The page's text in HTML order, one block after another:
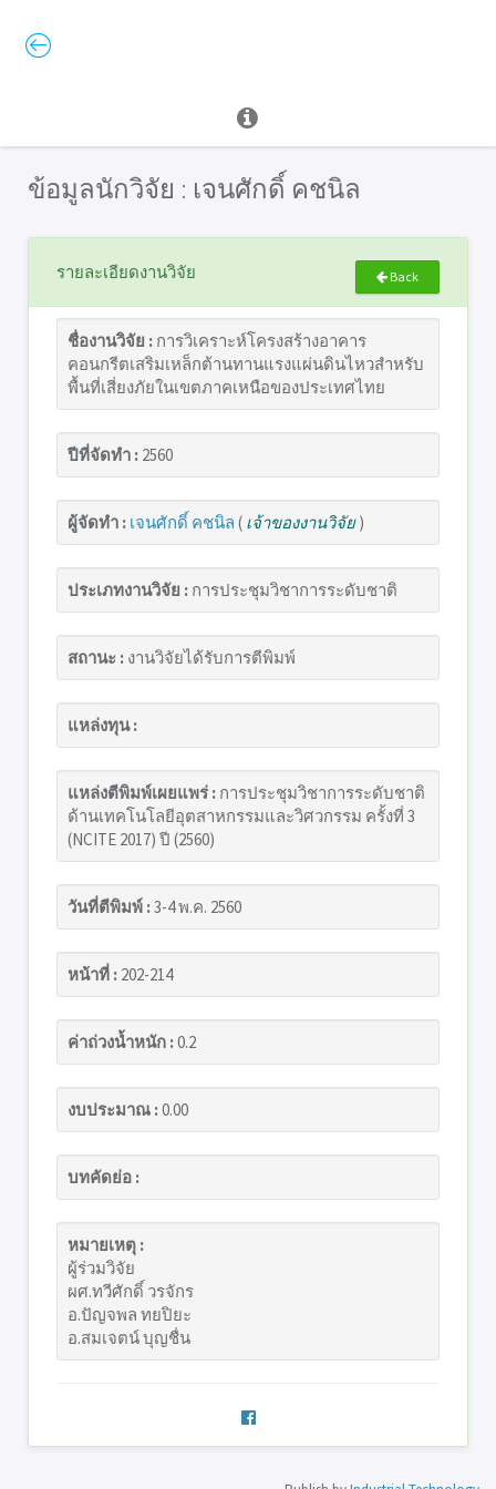
ข้อมูลนักวิจัย : เจนศักดิ์ คชนิล
รายละเอียดงานวิจัย Back
ชื่องานวิจัย : การวิเคราะห์โครงสร้างอาคาร
คอนกรีตเสริมเหล็กต้านทานแรงแผ่นดินไหวสำหรับ
พื้นที่เสี่ยงภัยในเขตภาคเหนือของประเทศไทย
ปีที่จัดทำ : 2560
ผู้จัดทำ : เจนศักดิ์ คชนิล ( เจ้าของงานวิจัย)
ประเภทงานวิจัย : การประชุมวิชาการระดับชาติ
สถานะ : งานวิจัยได้รับการตีพิมพ์
แหล่งทุน :
แหล่งตีพิมพ์เผยแพร่ : การประชุมวิชาการระดับชาติ
ด้านเทคโนโลยีอุตสาหกรรมและวิศวกรรม ครั้งที่ 3
(NCITE 2017) ปี (2560)
วันที่ตีพิมพ์ :3-4 พ.ค. 2560
หน้าที่ : 202-214
ค่าถ่วงน้ำหนัก :0.2
งบประมาณ :0.00
บทคัดย่อ :
หมายเหตุ :
ผู้ร่วมวิจัย
ผศ.ทวีศักดิ์ วรจักร
อ.ปัญจพล ทยปิยะ
อ.สมเจตน์ บุญชื่น